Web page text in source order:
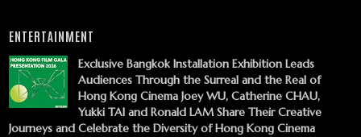
ENTERTAINMENT
Exclusive Bangkok Installation Exhibition Leads
Audiences Through the Surreal and the Real of
Hong Kong Cinema Joey WU, Catherine CHAU,
Yukki TAI and Ronald LAM Share Their Creative
Journeys and Celebrate the Diversity of Hong Kong Cinema